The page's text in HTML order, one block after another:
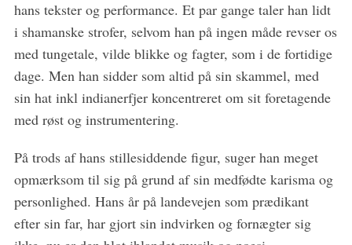
hans tekster og performance. Et par gange taler han lidt
i shamanske strofer, selvom han på ingen måde revser os
med tungetale, vilde blikke og fagter, som i de fortidige
dage. Men han sidder som altid på sin skammel, med
sin hat inkl indianerfjer koncentreret om sit foretagende
med røst og instrumentering.
På trods af hans stillesiddende figur, suger han meget
opmærksom til sig på grund af sin medfødte karisma og
personlighed. Hans år på landevejen som prædikant
efter sin far, har gjort sin indvirken og fornægter sig
r
f
o
r
: